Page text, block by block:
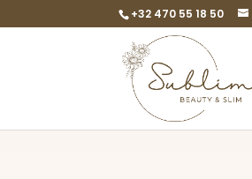
+32 470 55 18 50